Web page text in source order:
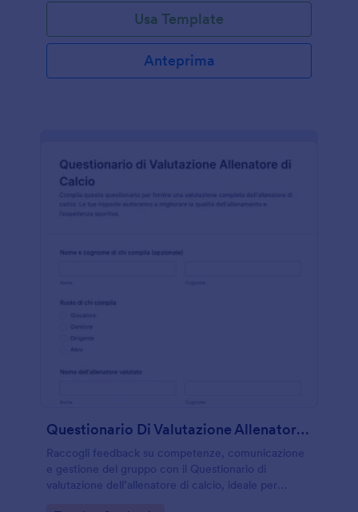
Usa Template
Anteprima
Questionario Di Valutazione Allenatore Di Calcio
Raccogli feedback su competenze, comunicazione
e gestione del gruppo con il Questionario di
valutazione dell’allenatore di calcio, ideale per